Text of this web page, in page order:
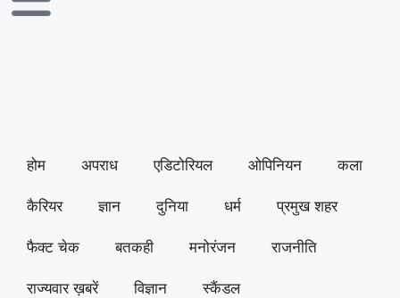
होम अपराध एडिटोरियल ओपिनियन कला
कैरियर ज्ञान दुनिया धर्म प्रमुख शहर
फैक्ट चेक बतकही मनोरंजन राजनीति
राज्यवार ख़बरें विज्ञान स्कैंडल